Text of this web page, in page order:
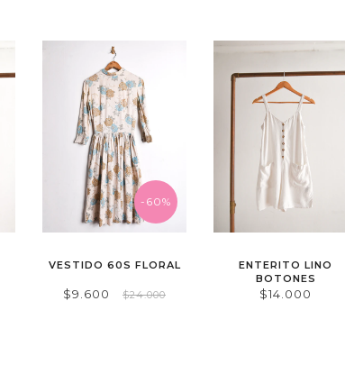
-60%
VESTIDO 60S FLORAL
$9.600 $24.000
ENTERITO LINO
BOTONES
$14.000